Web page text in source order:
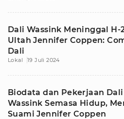
Dali Wassink Meninggal H-
Ultah Jennifer Coppen:
Dali
Lokal 19 Juli 2024
Biodata dan Pekerjaan Dali
Wassink Semasa Hidup,
Suami Jennifer Coppen